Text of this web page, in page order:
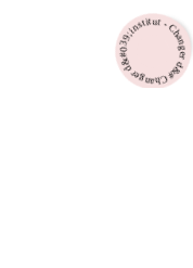
Changer d&#039;institut -